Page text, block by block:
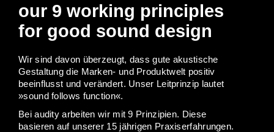
our 9 working principles
for good sound design
Wir sind davon überzeugt, dass gute akustische
Gestaltung die Marken- und Produktwelt positiv
beeinflusst und verändert. Unser Leitprinzip lautet
»sound follows function«.
Bei audity arbeiten wir mit 9 Prinzipien. Diese
basieren auf unserer 15 jährigen Praxiserfahrungen.